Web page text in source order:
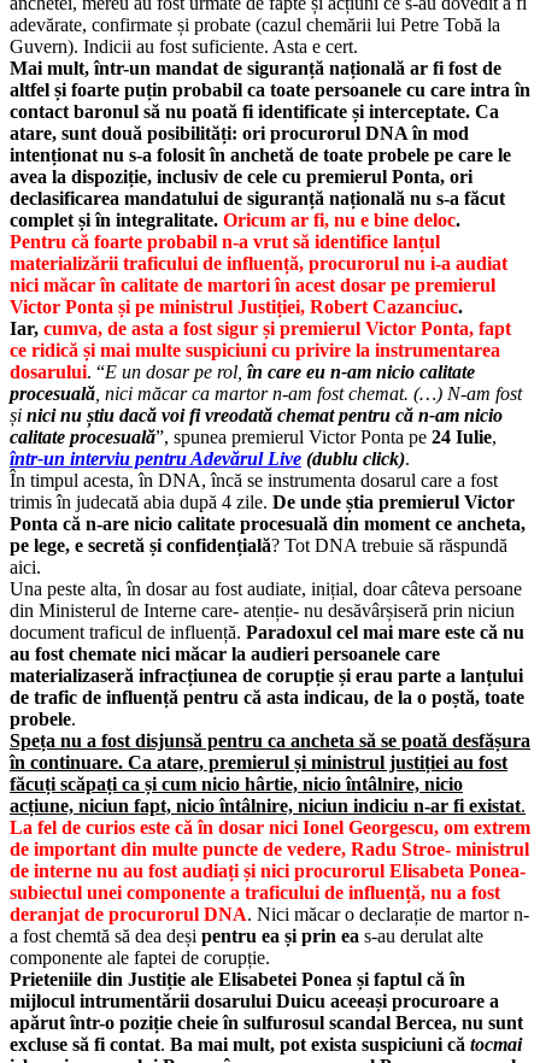
adevărate, confirmate și probate (cazul chemării lui Petre Tobă la
Guvern). Indicii au fost suficiente. Asta e cert.
Mai mult, într-un mandat de siguranță națională ar fi fost de
altfel și foarte puțin probabil ca toate persoanele cu care intra în
contact baronul să nu poată fi identificate și interceptate. Ca
atare, sunt două posibilități: ori procurorul DNAîn mod
intenționat nu s-a folosit în anchetă de toate probele pe care le
avea la dispoziție, inclusiv de cele cu premierul Ponta, ori
declasificarea mandatului de siguranță națională nu s-a făcut
complet și în integralitate. Oricum ar fi, nu e bine deloc.
Pentru că foarte probabil n-a vrut să identifice lanțul
materializării traficului de influență, procurorul nu i-a audiat
nici măcar în calitate de martori în acest dosar pe premierul
Victor Ponta și pe ministrul Justiției, Robert Cazanciuc.
Iar, cumva, de asta a fost sigur și premierul Victor Ponta, fapt
ce ridică și mai multe suspiciuni cu privire la instrumentarea
dosarului. “E un dosar pe rol, în care eu n-am nicio calitate
procesuală , nici măcar ca martor n-am fost chemat. (…) N-am fost
și nici nu știu dacă voi fi vreodată chemat pentru că n-am nicio
calitate procesuală”, spunea premierul Victor Ponta pe 24 Iulie,
într-un interviu pentru Adevărul Live (dublu click).
În timpul acesta, în DNA, încă se instrumenta dosarul care a fost
trimis în judecată abia după 4 zile. De unde știa premierul Victor
Ponta că n-are nicio calitate procesuală din moment ce ancheta,
pe lege, e secretă și confidențială? Tot DNA trebuie să răspundă
aici.
Una peste alta, în dosar au fost audiate, inițial, doar câteva persoane
din Ministerul de Interne care- atenție- nu desăvârșiseră prin niciun
document traficul de influență. Paradoxul cel mai mare este că nu
au fost chemate nici măcar la audieri persoanele care
materializaseră infracțiunea de corupție și erau parte a lanțului
de trafic de influență pentru că asta indicau, de la o poștă, toate
probele.
Speța nu a fost disjunsă pentru ca ancheta să se poată desfășura
în continuare. Ca atare, premierul și ministrul justiției au fost
făcuți scăpați ca și cum nicio hârtie, nicio întâlnire, nicio
acțiune, niciun fapt, nicio întâlnire, niciun indiciu n-ar fi existat.
La fel de curios este că în dosar nici Ionel Georgescu, om extrem
de important din multe puncte de vedere, Radu Stroe- ministrul
de interne nu au fost audiați și nici procurorul Elisabeta Ponea-
subiectul unei componente a traficului de influență, nu a fost
deranjat de procurorul DNA. Nici măcar o declarație de martor n-
a fost chemtă să dea deși pentru ea și prin ea s-au derulat alte
componente ale faptei de corupție.
Prieteniile din Justiție ale Elisabetei Ponea și faptul că în
mijlocul intrumentării dosarului Duicu aceeași procuroare a
apărut într-o poziție cheie în sulfurosul scandal Bercea, nu sunt
excluse să fi contat. Ba mai mult, pot exista suspiciuni că tocmai